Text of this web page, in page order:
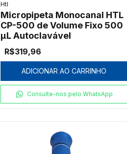
Htl
Micropipeta Monocanal HTL
CP-500 de Volume Fixo 500
µL Autoclavável
R$319,96
ADICIONAR AO CARRINHO
Consulte-nos pelo WhatsApp